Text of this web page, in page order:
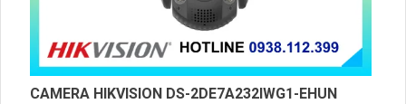
CAMERA HIKVISION DS-2DE7A232IWG1-EHUN